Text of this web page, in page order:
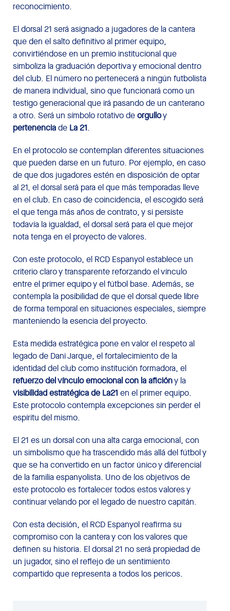
reconocimiento.
El dorsal 21 será asignado a jugadores de la cantera
que den el salto definitivo al primer equipo,
convirtiéndose en un premio institucional que
simboliza la graduación deportiva y emocional dentro
del club. El número no pertenecerá a ningún futbolista
de manera individual, sino que funcionará como un
testigo generacional que irá pasando de un canterano
a otro. Será un símbolo rotativo deorgulloy
pertenenciade La 21.
En el protocolo se contemplan diferentes situaciones
que pueden darse en un futuro. Por ejemplo, en caso
de que dos jugadores estén en disposición de optar
al 21, el dorsal será para el que más temporadas lleve
en el club. En caso de coincidencia, el escogido será
el que tenga más años de contrato, y si persiste
todavía la igualdad, el dorsal será para el que mejor
nota tenga en el proyecto de valores.
Con este protocolo, el RCD Espanyol establece un
criterio claro y transparente reforzando el vínculo
entre el primer equipo y el fútbol base. Además, se
contempla la posibilidad de que el dorsal quede libre
de forma temporal en situaciones especiales, siempre
manteniendo la esencia del proyecto.
Esta medida estratégica pone en valor el respeto al
legado de Dani Jarque, el fortalecimiento de la
identidad del club como institución formadora, el
refuerzo del vínculo emocional con la aficióny la
visibilidad estratégica de La21 en el primer equipo.
Este protocolo contempla excepciones sin perder el
espíritu del mismo.
El 21 es un dorsal con una alta carga emocional, con
un simbolismo que ha trascendido más allá del fútbol y
que se ha convertido en un factor único y diferencial
de la familia espanyolista. Uno de los objetivos de
este protocolo es fortalecer todos estos valores y
continuar velando por el legado de nuestro capitán.
Con esta decisión, el RCD Espanyol reafirma su
compromiso con la cantera y con los valores que
definen su historia. El dorsal 21 no será propiedad de
un jugador, sino el reflejo de un sentimiento
compartido que representa a todos los pericos.